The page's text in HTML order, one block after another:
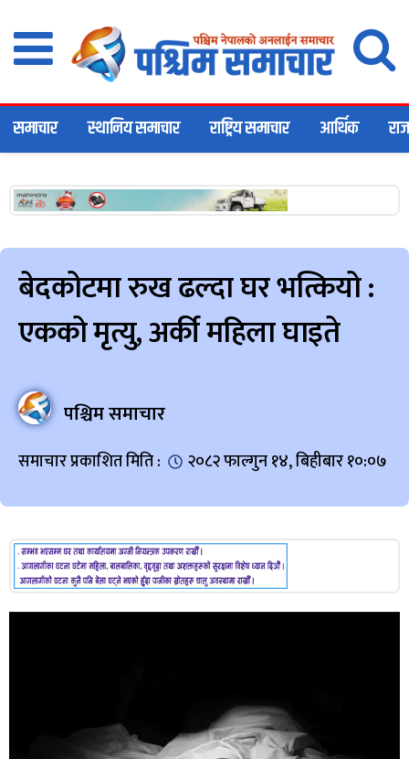
समाचार स्थानिय समाचार राष्ट्रिय समाचार आर्थिक
बेदकोटमा रुख ढल्दा घर भत्कियो :
एकको मृत्यु, अर्की महिला घाइते
पश्चिम समाचार
समाचार प्रकाशित मिति : २०८२ फाल्गुन १४, बिहीबार १०:०७